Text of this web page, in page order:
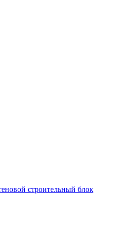
строительный блок